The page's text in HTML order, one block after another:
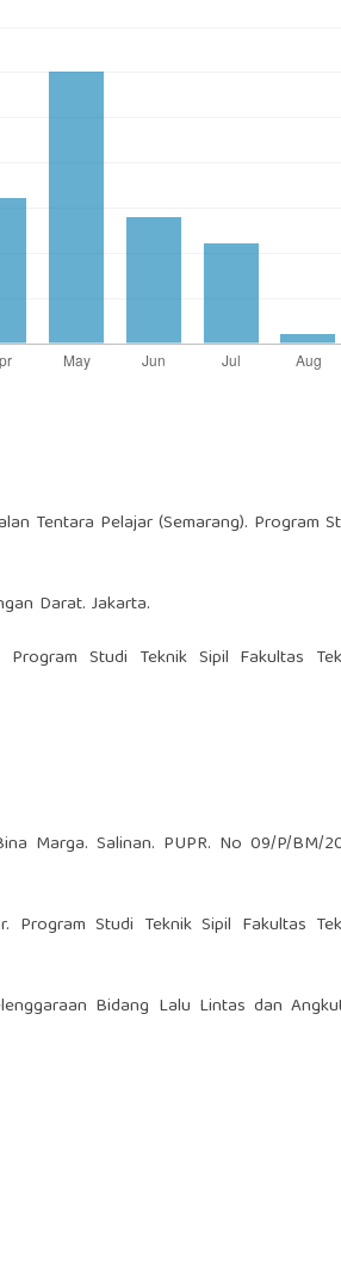
Tentara Pelajar (Semarang). Program
Darat. Jakarta.
Studi Teknik Sipil Fakultas
Marga. Salinan. PUPR. No 09/P/BM/
Studi Teknik Sipil Fakultas
Bidang Lalu Lintas dan